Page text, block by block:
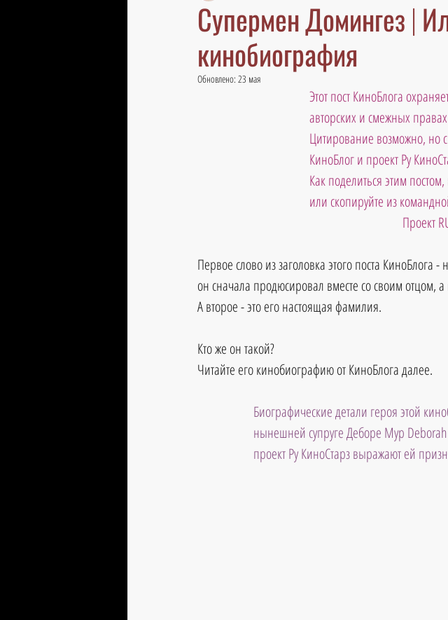
Супермен Домингез |
кинобиография
Обновлено: 23 мая
Этот пост КиноБлога
авторских и смежных
Цитирование возможно, но
КиноБлог и проект Ру
Как поделиться этим
или скопируйте из
Проект
Первое слово из заголовка этого поста
он сначала продюсировал вместе со своим отцом, а
А второе - это его настоящая фамилия.
Кто же он такой?
Читайте его кинобиографию от КиноБлога далее.
Биографические детали героя этой
нынешней супруге Деборе Мур Deborah
проект Ру КиноСтарз выражают ей